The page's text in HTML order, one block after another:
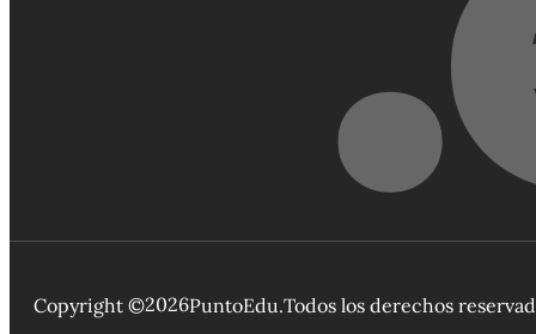
Copyright ©2026PuntoEdu.Todos los derechos